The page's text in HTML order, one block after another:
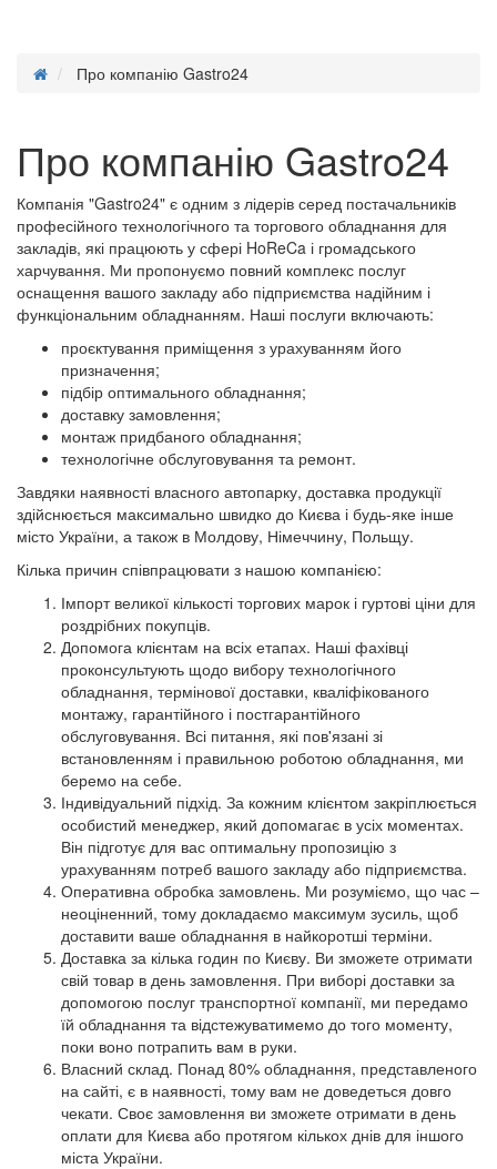
Про компанію Gastro24
Про компанію Gastro24
Компанія "Gastro24" є одним з лідерів серед постачальників
професійного технологічного та торгового обладнання для
закладів, які працюють у сфері HoReCa і громадського
харчування. Ми пропонуємо повний комплекс послуг
оснащення вашого закладу або підприємства надійним і
функціональним обладнанням. Наші послуги включають:
проєктування приміщення з урахуванням його
призначення;
підбір оптимального обладнання;
доставку замовлення;
монтаж придбаного обладнання;
технологічне обслуговування та ремонт.
Завдяки наявності власного автопарку, доставка продукції
здійснюється максимально швидко до Києва і будь-яке інше
місто України, а також в Молдову, Німеччину, Польщу.
Кілька причин співпрацювати з нашою компанією:
Імпорт великої кількості торгових марок і гуртові ціни для
роздрібних покупців.
Допомога клієнтам на всіх етапах. Наші фахівці
проконсультують щодо вибору технологічного
обладнання, термінової доставки, кваліфікованого
монтажу, гарантійного і постгарантійного
обслуговування. Всі питання, які пов'язані зі
встановленням і правильною роботою обладнання, ми
беремо на себе.
Індивідуальний підхід. За кожним клієнтом закріплюється
особистий менеджер, який допомагає в усіх моментах.
Він підготує для вас оптимальну пропозицію з
урахуванням потреб вашого закладу або підприємства.
Оперативна обробка замовлень. Ми розуміємо, що час –
неоціненний, тому докладаємо максимум зусиль, щоб
доставити ваше обладнання в найкоротші терміни.
Доставка за кілька годин по Києву. Ви зможете отримати
свій товар в день замовлення. При виборі доставки за
допомогою послуг транспортної компанії, ми передамо
їй обладнання та відстежуватимемо до того моменту,
поки воно потрапить вам в руки.
Власний склад. Понад 80% обладнання, представленого
на сайті, є в наявності, тому вам не доведеться довго
чекати. Своє замовлення ви зможете отримати в день
оплати для Києва або протягом кількох днів для іншого
міста України.